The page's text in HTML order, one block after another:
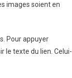
images soient en
Pour appuyer
le texte du lien. Celui-